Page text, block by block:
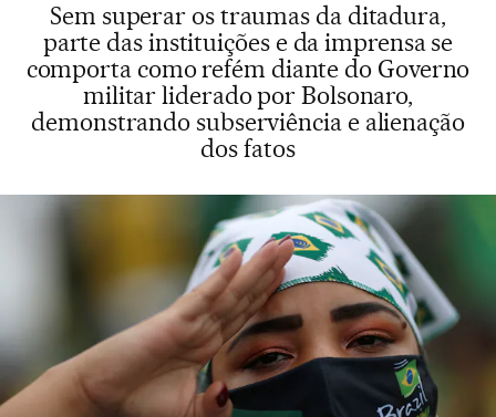
Sem superar os traumas da ditadura,
parte das instituições e da imprensa se
comporta como refém diante do Governo
militar liderado por Bolsonaro,
demonstrando subserviência e alienação
dos fatos